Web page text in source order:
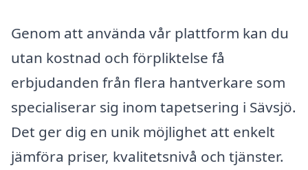
Genom att använda vår plattform kan du
utan kostnad och förpliktelse få
erbjudanden från flera hantverkare som
specialiserar sig inom tapetsering i Sävsjö.
Det ger dig en unik möjlighet att enkelt
jämföra priser, kvalitetsnivå och tjänster.